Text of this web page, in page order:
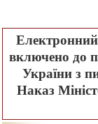
включено до
України з
Наказ